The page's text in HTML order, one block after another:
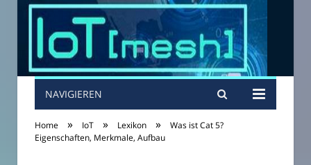
NAVIGIEREN
Home » IoT » Lexikon »
Was ist Cat 5?
Eigenschaften, Merkmale, Aufbau